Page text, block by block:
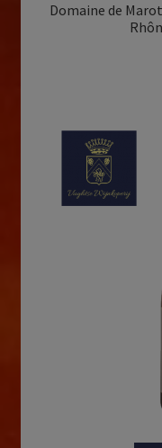
Domaine de